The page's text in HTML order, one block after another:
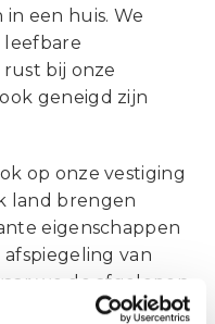
een huis. We
leefbare
bij onze
geneigd zijn
op onze vestiging
land brengen
eigenschappen
van
we de afgelopen
De ene recruiter is